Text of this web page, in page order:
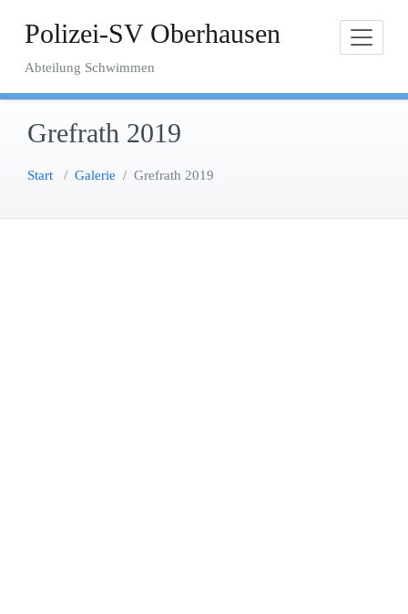
InhaltPolizei-SV Oberhausen
Abteilung Schwimmen
Grefrath 2019
Start / Galerie / Grefrath 2019